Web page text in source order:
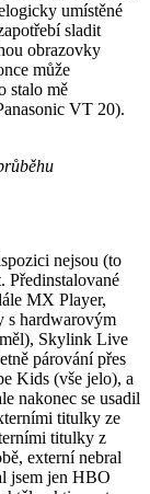
umístěné
sladit
obrazovky
může
stalo mě
VT 20).
nejsou (to
Předinstalované
MX Player,
s hardwarovým
Skylink Live
párování přes
Kids (vše jelo), a
nakonec se usadil
titulky ze
titulky z
externí nebral
jsem jen HBO